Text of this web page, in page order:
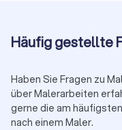
Transparenz und
Häufig gestellte
Haben Sie Fragen zu
über Malerarbeiten
gerne die am
nach einem Maler.